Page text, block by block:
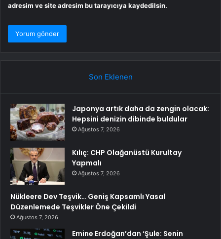
adresim ve site adresim bu tarayıcıya kaydedilsin.
Son Eklenen
Japonya artık daha da zengin olacak:
Hepsini denizin dibinde buldular
Ağustos 7, 2026
Kılıç: CHP Olağanüstü Kurultay
Yapmalı
Ağustos 7, 2026
Nükleere Dev Teşvik… Geniş Kapsamlı Yasal
Düzenlemede Teşvikler Öne Çekildi
Ağustos 7, 2026
Emine Erdoğan’dan ‘Şule: Senin